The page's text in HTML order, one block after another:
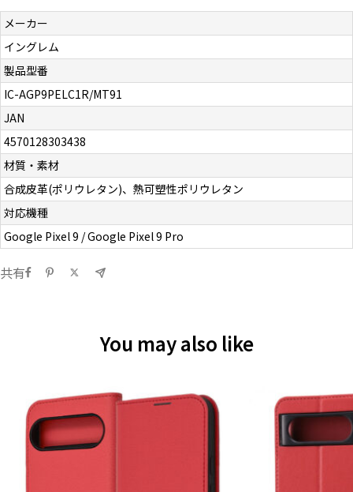
メーカー
イングレム
製品型番
IC-AGP9PELC1R/MT91
JAN
4570128303438
材質・素材
合成皮革(ポリウレタン)、熱可塑性ポリウレタン
対応機種
Google Pixel 9 / Google Pixel 9 Pro
共有
You may also like